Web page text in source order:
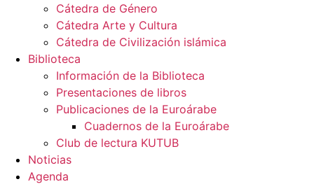
Cátedra de Género
Cátedra Arte y Cultura
Cátedra de Civilización islámica
Biblioteca
Información de la Biblioteca
Presentaciones de libros
Publicaciones de la Euroárabe
Cuadernos de la Euroárabe
Club de lectura KUTUB
Noticias
Agenda